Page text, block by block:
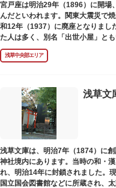
宮戸座は明治29年（1896）に開場
んだといわれます。関東大震災で
和12年（1937）に廃座となりまし
た人は多く、別名「出世小屋」と
年（1978）に建てられました。
浅草中央部エリア
浅草文
浅草文庫は、明治7年（1874）に
神社境内にあります。当時の和・
れ、明治14年に封鎖されました。
国立国会図書館などに所蔵され、